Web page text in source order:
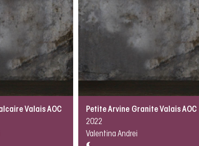
Valais AOC
Petite Arvine Granite Valais AOC
2022
Valentina Andrei